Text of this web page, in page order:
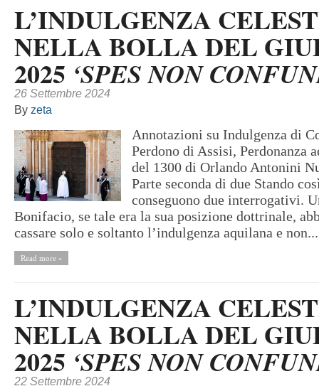
L’INDULGENZA
NELLA BOLLA DEL
2025 ‘SPES NON
26 Settembre 2024
By zeta
Annotazioni su Indulgenza di
Perdono di Assisi, Perdonanza
del 1300 di Orlando Antonini
Parte seconda di due Stando
conseguono due interrogativi.
Bonifacio, se tale era la sua posizione dottrinale,
cassare solo e soltanto l’indulgenza aquilana e non...
Read more »
L’INDULGENZA
NELLA BOLLA DEL
2025 ‘SPES NON
22 Settembre 2024